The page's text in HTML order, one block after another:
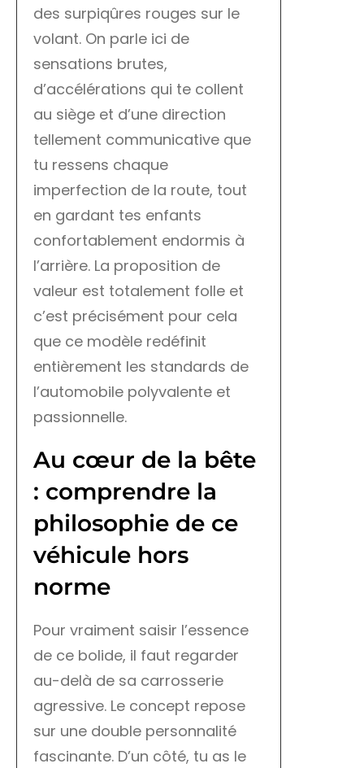
des surpiqûres rouges sur le
volant. On parle ici de
sensations brutes,
d’accélérations qui te collent
au siège et d’une direction
tellement communicative que
tu ressens chaque
imperfection de la route, tout
en gardant tes enfants
confortablement endormis à
l’arrière. La proposition de
valeur est totalement folle et
c’est précisément pour cela
que ce modèle redéfinit
entièrement les standards de
l’automobile polyvalente et
passionnelle.
Au cœur de la bête
: comprendre la
philosophie de ce
véhicule hors
norme
Pour vraiment saisir l’essence
de ce bolide, il faut regarder
au-delà de sa carrosserie
agressive. Le concept repose
sur une double personnalité
fascinante. D’un côté, tu as le